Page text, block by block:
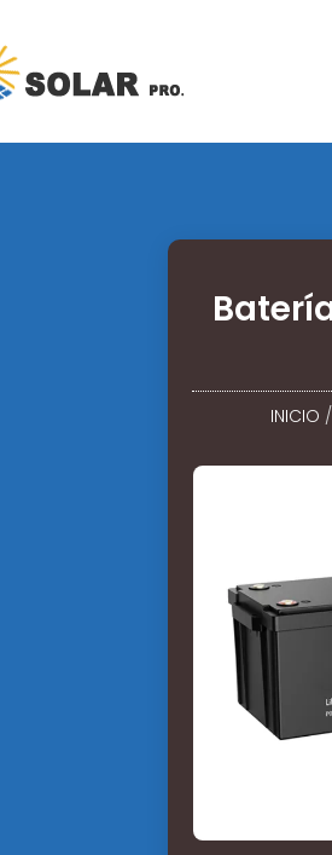
INICIO /